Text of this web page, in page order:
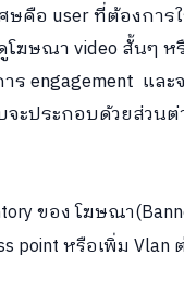
คือ user ที่ต้องการ
โฆษณา video สั้นๆ
engagement และ
ะประกอบด้วยส่วนต่
ของ โฆษณา
point หรือเพิ่ม Vlan